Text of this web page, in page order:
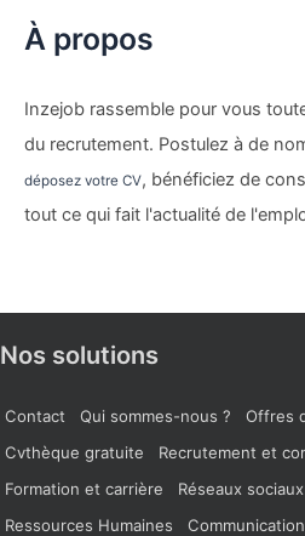
À propos
Inzejob rassemble pour vous
du recrutement. Postulez à de
déposez votre CV, bénéficiez de
tout ce qui fait l'actualité de
Nos solutions
Contact Qui sommes-nous ? Offres
Cvthèque gratuite
Recrutement et
Formation et carrière
Réseaux sociaux
Ressources Humaines